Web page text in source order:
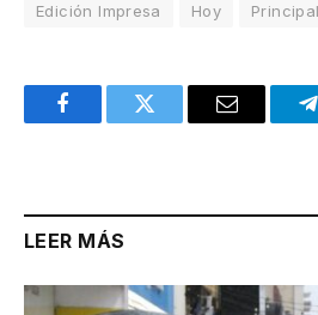
Edición Impresa Hoy
FacebookTwitter Email
LEER MÁS